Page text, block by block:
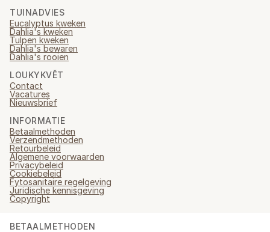
TUINADVIES
Eucalyptus kweken
Dahlia's kweken
Tulpen kweken
Dahlia's bewaren
Dahlia's rooien
LOUKYKVĚT
Contact
Vacatures
Nieuwsbrief
INFORMATIE
Betaalmethoden
Verzendmethoden
Retourbeleid
Algemene voorwaarden
Privacybeleid
Cookiebeleid
Fytosanitaire regelgeving
Juridische kennisgeving
Copyright
BETAALMETHODEN